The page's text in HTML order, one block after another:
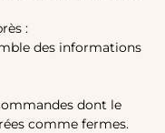
:
des informations
dont le
comme fermes.